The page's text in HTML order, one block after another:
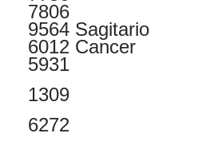
7806
9564 Sagitario
6012 Cancer
5931
1309
6272